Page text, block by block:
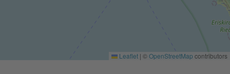
Leaflet | ©OpenStreetMap contributors